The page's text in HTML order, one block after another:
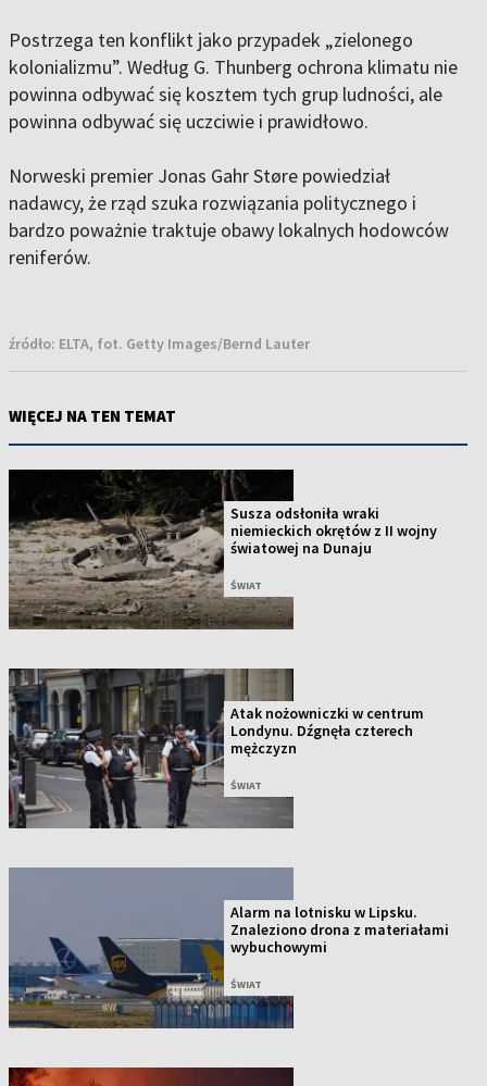
Postrzega ten konflikt jako przypadek „zielonego
kolonializmu”. Według G. Thunberg ochrona klimatu nie
powinna odbywać się kosztem tych grup ludności, ale
powinna odbywać się uczciwie i prawidłowo.
Norweski premier Jonas Gahr Støre powiedział
nadawcy, że rząd szuka rozwiązania politycznego i
bardzo poważnie traktuje obawy lokalnych hodowców
reniferów.
źródło: ELTA, fot. Getty Images/Bernd Lauter
WIĘCEJ NA TEN TEMAT
Susza odsłoniła wraki
niemieckich okrętów z II wojny
światowej na Dunaju
ŚWIAT
Atak nożowniczki w centrum
Londynu. Dźgnęła czterech
mężczyzn
ŚWIAT
Alarm na lotnisku w Lipsku.
Znaleziono drona z materiałami
wybuchowymi
ŚWIAT